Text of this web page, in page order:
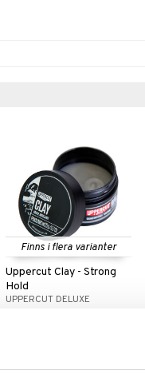
Finns i flera varianter
Uppercut Clay - Strong
Hold
UPPERCUT DELUXE